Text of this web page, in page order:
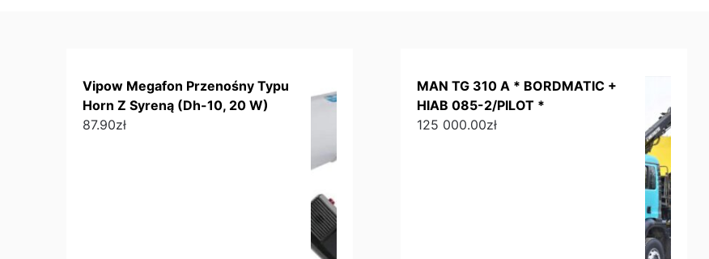
Vipow Megafon Przenośny Typu
Horn Z Syreną (Dh-10, 20 W)
87.90zł
MAN TG 310 A * BORDMATIC +
HIAB 085-2/PILOT *
125 000.00zł